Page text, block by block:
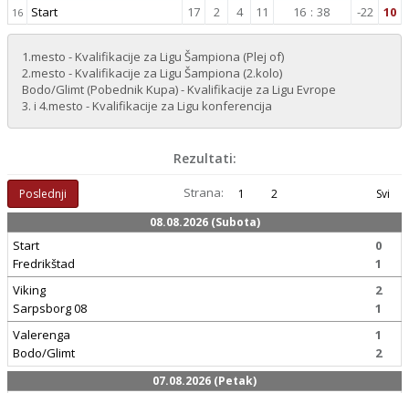
16 Start 17 2 4 11 16 : 38 -22 10
1.mesto - Kvalifikacije za Ligu Šampiona (Plej of)
2.mesto - Kvalifikacije za Ligu Šampiona (2.kolo)
Bodo/Glimt (Pobednik Kupa) - Kvalifikacije za Ligu Evrope
3. i 4.mesto - Kvalifikacije za Ligu konferencija
Rezultati:
Poslednji Strana: 1 2
Svi
08.08.2026 (Subota)
Start
Fredrikštad
0
1
Viking
Sarpsborg 08
2
1
Valerenga
Bodo/Glimt
1
2
07.08.2026 (Petak)